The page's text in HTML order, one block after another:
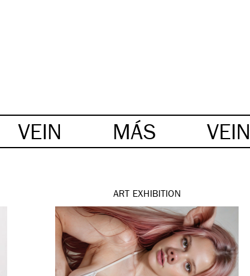
VEIN MÁS VEIN
ART EXHIBITION